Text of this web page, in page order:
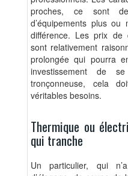
proches, ce sont
d’équipements plus
différence. Les prix de
sont relativement
prolongée qui pourra
investissement de
tronçonneuse, cela
véritables besoins.
Thermique ou
qui tranche
Un particulier, qui